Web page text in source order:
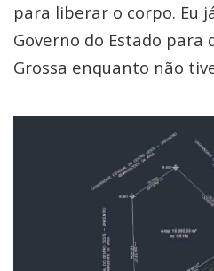
para liberar o corpo. Eu
Governo do Estado para
Grossa enquanto não